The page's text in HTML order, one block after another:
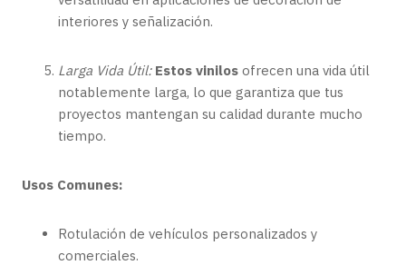
interiores y señalización.
Larga Vida Útil: Estos vinilos ofrecen una vida útil
notablemente larga, lo que garantiza que tus
proyectos mantengan su calidad durante mucho
tiempo.
Usos Comunes:
Rotulación de vehículos personalizados y
comerciales.